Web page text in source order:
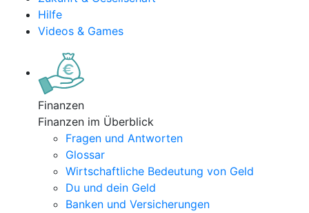
Hilfe
Videos & Games
Finanzen
Finanzen im Überblick
Fragen und Antworten
Glossar
Wirtschaftliche Bedeutung von Geld
Du und dein Geld
Banken und Versicherungen